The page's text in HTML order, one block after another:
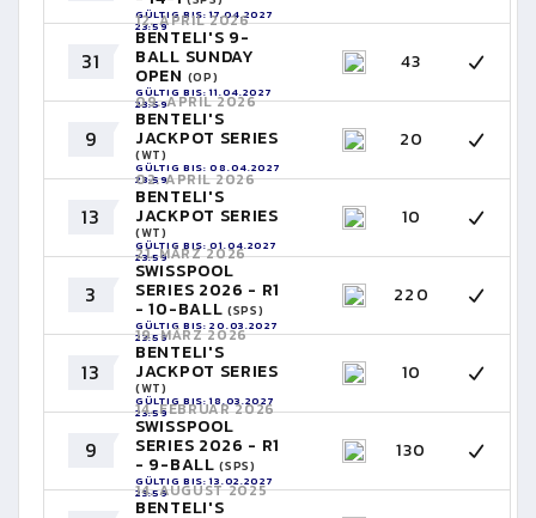
GÜLTIG BIS: 17.04.2027
23:59
31
12. APRIL 2026
BENTELI'S 9-
BALL SUNDAY
OPEN (OP)
GÜLTIG BIS: 11.04.2027
23:59
43
9
09. APRIL 2026
BENTELI'S
JACKPOT SERIES
(WT)
GÜLTIG BIS: 08.04.2027
23:59
20
13
02. APRIL 2026
BENTELI'S
JACKPOT SERIES
(WT)
GÜLTIG BIS: 01.04.2027
23:59
10
3
21. MÄRZ 2026
SWISSPOOL
SERIES 2026 - R1
- 10-BALL (SPS)
GÜLTIG BIS: 20.03.2027
23:59
220
13
19. MÄRZ 2026
BENTELI'S
JACKPOT SERIES
(WT)
GÜLTIG BIS: 18.03.2027
23:59
10
9
14. FEBRUAR 2026
SWISSPOOL
SERIES 2026 - R1
- 9-BALL(SPS)
GÜLTIG BIS: 13.02.2027
23:59
130
14. AUGUST 2025
BENTELI'S